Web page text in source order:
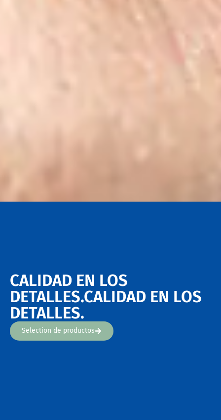
CALIDAD EN LOS
DETALLES.CALIDAD EN LOS
DETALLES.
Selection de productos